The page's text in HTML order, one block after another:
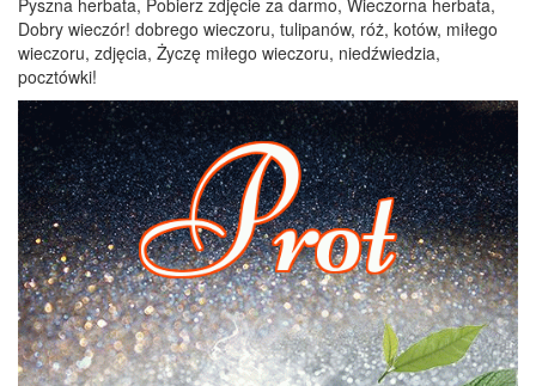
Pyszna herbata, Pobierz zdjęcie za darmo, Wieczorna herbata,
Dobry wieczór! dobrego wieczoru, tulipanów, róż, kotów, miłego
wieczoru, zdjęcia, Życzę miłego wieczoru, niedźwiedzia,
pocztówki!